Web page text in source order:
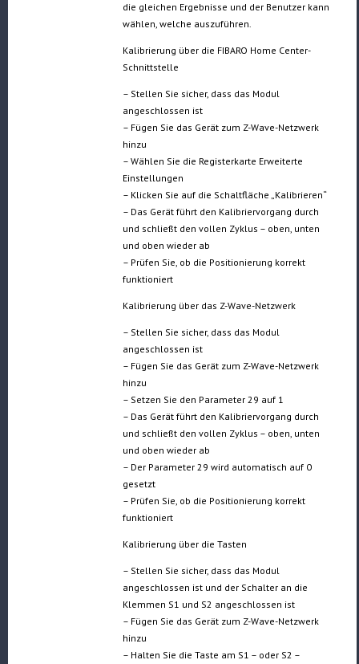
die gleichen Ergebnisse und der Benutzer kann
wählen, welche auszuführen.
Kalibrierung über die FIBARO Home Center-
Schnittstelle
– Stellen Sie sicher, dass das Modul
angeschlossen ist
– Fügen Sie das Gerät zum Z-Wave-Netzwerk
hinzu
– Wählen Sie die Registerkarte Erweiterte
Einstellungen
– Klicken Sie auf die Schaltfläche „Kalibrieren“
– Das Gerät führt den Kalibriervorgang durch
und schließt den vollen Zyklus – oben, unten
und oben wieder ab
– Prüfen Sie, ob die Positionierung korrekt
funktioniert
Kalibrierung über das Z-Wave-Netzwerk
– Stellen Sie sicher, dass das Modul
angeschlossen ist
– Fügen Sie das Gerät zum Z-Wave-Netzwerk
hinzu
– Setzen Sie den Parameter 29 auf 1
– Das Gerät führt den Kalibriervorgang durch
und schließt den vollen Zyklus – oben, unten
und oben wieder ab
– Der Parameter 29 wird automatisch auf 0
gesetzt
– Prüfen Sie, ob die Positionierung korrekt
funktioniert
Kalibrierung über die Tasten
– Stellen Sie sicher, dass das Modul
angeschlossen ist und der Schalter an die
Klemmen S1 und S2 angeschlossen ist
– Fügen Sie das Gerät zum Z-Wave-Netzwerk
hinzu
– Halten Sie die Taste am S1 – oder S2 –